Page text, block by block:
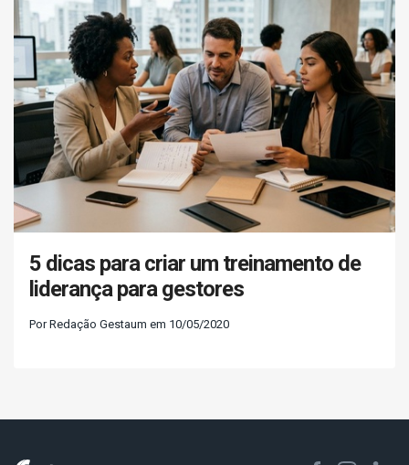
5 dicas para criar um treinamento de
liderança para gestores
Por Redação Gestaum em 10/05/2020